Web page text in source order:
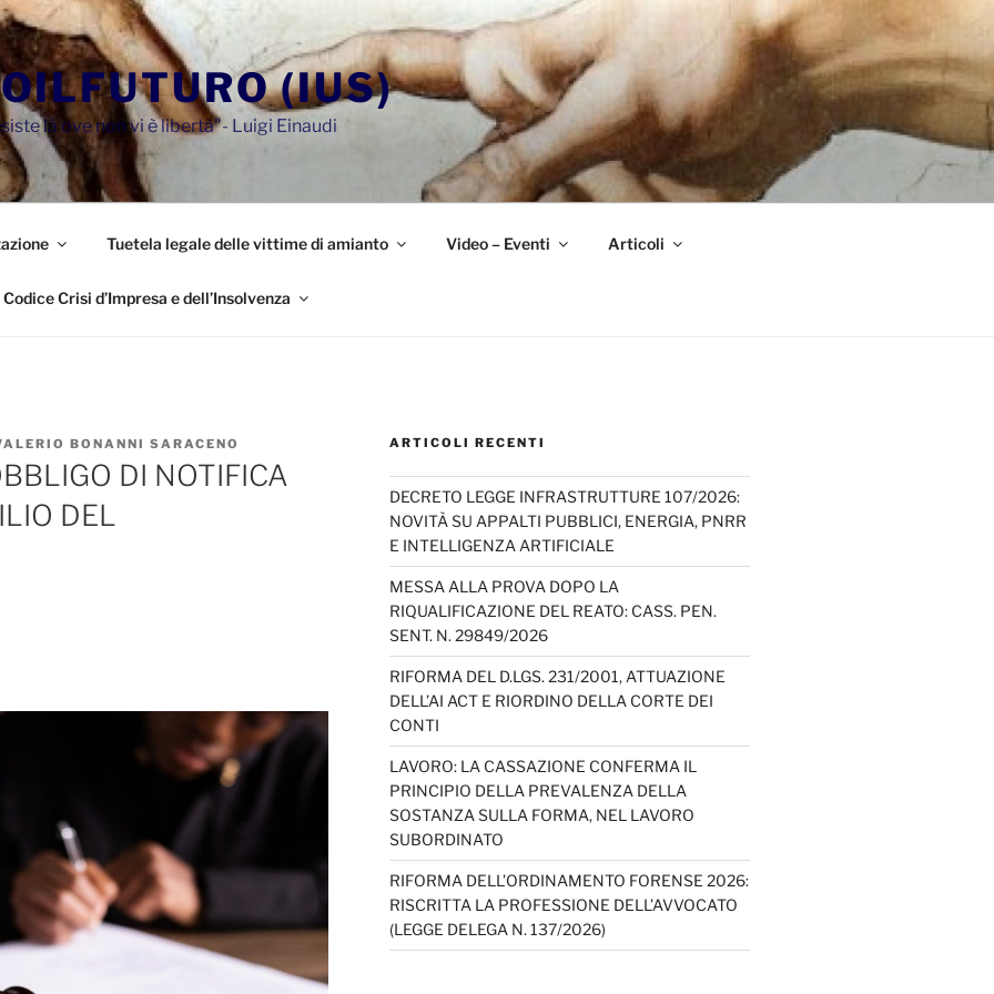
(IUS)
là ove non vi è libertà"- Luigi Einaudi
Tuetela legale delle vittime di amianto Video – Eventi Articoli
Codice Crisi d’Impresa e dell’Insolvenza
BONANNI SARACENO
DI NOTIFICA
DEL
ARTICOLI RECENTI
DECRETO LEGGE INFRASTRUTTURE 107/2026:
NOVITÀ SU APPALTI PUBBLICI, ENERGIA, PNRR
E INTELLIGENZA ARTIFICIALE
MESSA ALLA PROVA DOPO LA
RIQUALIFICAZIONE DEL REATO: CASS. PEN.
SENT. N. 29849/2026
RIFORMA DEL D.LGS. 231/2001, ATTUAZIONE
DELL’AI ACT E RIORDINO DELLA CORTE DEI
CONTI
LAVORO: LA CASSAZIONE CONFERMA IL
PRINCIPIO DELLA PREVALENZA DELLA
SOSTANZA SULLA FORMA, NEL LAVORO
SUBORDINATO
RIFORMA DELL’ORDINAMENTO FORENSE 2026:
RISCRITTA LA PROFESSIONE DELL’AVVOCATO
(LEGGE DELEGA N. 137/2026)